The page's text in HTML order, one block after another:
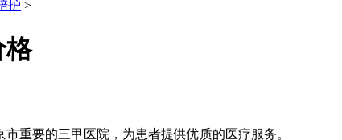
护 >
格
重要的三甲医院，为患者提供优质的医疗服务。